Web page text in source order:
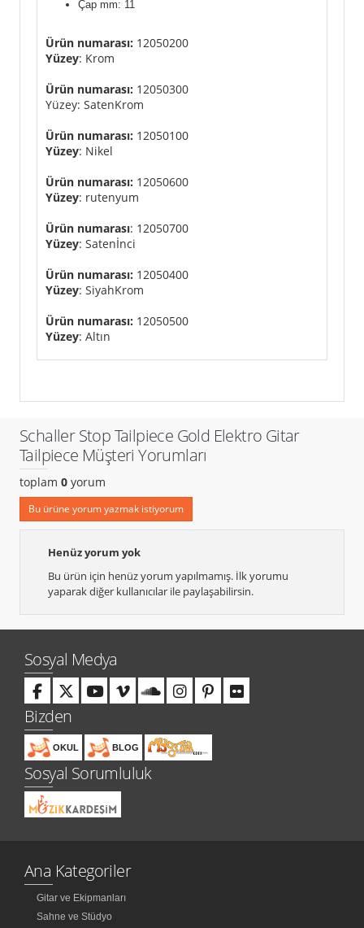
Çap mm: 11
Ürün numarası: 12050200
Yüzey: Krom
Ürün numarası: 12050300
Yüzey: SatenKrom
Ürün numarası: 12050100
Yüzey: Nikel
Ürün numarası: 12050600
Yüzey: rutenyum
Ürün numarası: 12050700
Yüzey: Satenİnci
Ürün numarası: 12050400
Yüzey: SiyahKrom
Ürün numarası: 12050500
Yüzey: Altın
Schaller Stop Tailpiece Gold Elektro Gitar
Tailpiece Müşteri Yorumları
toplam 0 yorum
Bu ürüne yorum yazmak istiyorum
Henüz yorum yok
Bu ürün için henüz yorum yapılmamış. İlk yorumu
yaparak diğer kullanıcılar ile paylaşabilirsin.
Sosyal Medya
Bizden
OKUL BLOG
Sosyal Sorumluluk
Ana Kategoriler
Gitar ve Ekipmanları
Sahne ve Stüdyo